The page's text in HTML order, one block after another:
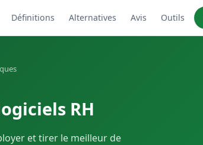
Définitions Alternatives Avis Outils
RH
et tirer le meilleur de